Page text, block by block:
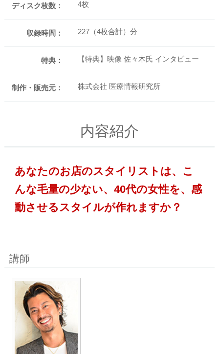
ディスク枚数： 4枚
収録時間： 227（4枚合計）分
特典： 【特典】映像 佐々木氏 インタビュー
制作・販売元： 株式会社 医療情報研究所
内容紹介
あなたのお店のスタイリストは、こ
んな毛量の少ない、40代の女性を、感
動させるスタイルが作れますか？
講師